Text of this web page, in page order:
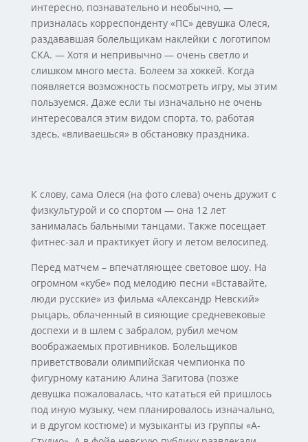
интересно, познавательно и необычно, —
призналась корреспонденту «ПС» девушка Олеся,
раздававшая болельщикам наклейки с логотипом
СКА. — Хотя и непривычно — очень светло и
слишком много места. Болеем за хоккей. Когда
появляется возможность посмотреть игру, мы этим
пользуемся. Даже если ты изначально не очень
интересовался этим видом спорта, то, работая
здесь, «вливаешься» в обстановку праздника.
К слову, сама Олеся (на фото слева) очень дружит с
физкультурой и со спортом — она 12 лет
занималась бальными танцами. Также посещает
фитнес-зал и практикует йогу и летом велосипед.
Перед матчем – впечатляющее световое шоу. На
огромном «кубе» под мелодию песни «Вставайте,
люди русские» из фильма «Александр Невский»
рыцарь, облаченный в сияющие средневековые
доспехи и в шлем с забралом, рубил мечом
воображаемых противников. Болельщиков
приветствовали олимпийская чемпионка по
фигурному катанию Алина Загитова (позже
девушка пожаловалась, что кататься ей пришлось
под иную музыку, чем планировалось изначально,
и в другом костюме) и музыканты из группы «А-